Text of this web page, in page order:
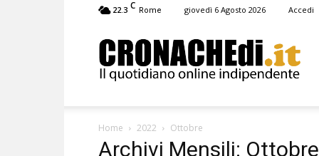
22.3 C Rome giovedì 6 Agosto 2026 Accedi
Home 2022 Ottobre
Archivi Mensili: